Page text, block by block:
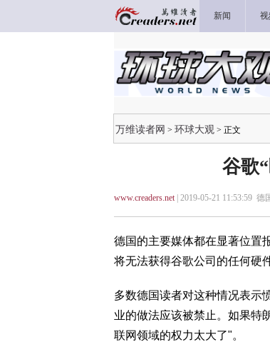
新闻
万维读者网 > 环球大观 > 正文
谷歌
www.creaders.net| 2019-05-21 11:53:59 德
德国的主要媒体都在显著位置
将无法获得谷歌公司的任何硬
多数德国读者对这种情况表示
业的做法应该被禁止。如果特
联网领域的权力太大了"。